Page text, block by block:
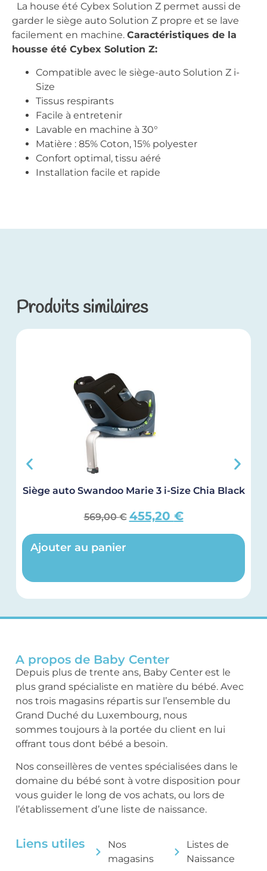
La house été Cybex Solution Z permet aussi de
garder le siège auto Solution Z propre et se lave
facilement en machine. Caractéristiques de la
housse été Cybex Solution Z:
Compatible avec le siège-auto Solution Z i-
Size
Tissus respirants
Facile à entretenir
Lavable en machine à 30°
Matière : 85% Coton, 15% polyester
Confort optimal, tissu aéré
Installation facile et rapide
Produits similaires
Siège auto Swandoo Marie 3 i-Size Chia Black
569,00€ 455,20 €
Ajouter au panier
A propos de Baby Center
Depuis plus de trente ans, Baby Center est le
plus grand spécialiste en matière du bébé. Avec
nos trois magasins répartis sur l’ensemble du
Grand Duché du Luxembourg, nous
sommes toujours à la portée du client en lui
offrant tous dont bébé a besoin.
Nos conseillères de ventes spécialisées dans le
domaine du bébé sont à votre disposition pour
vous guider le long de vos achats, ou lors de
l’établissement d’une liste de naissance.
Liens utiles
Nos
magasins
Listes de
Naissance